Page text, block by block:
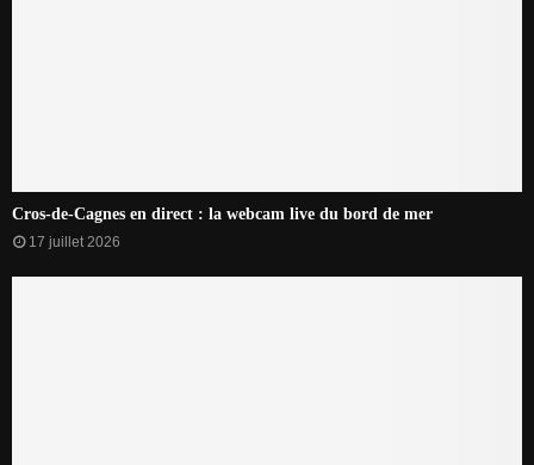
Cros-de-Cagnes en direct : la webcam live du bord de mer
17 juillet 2026